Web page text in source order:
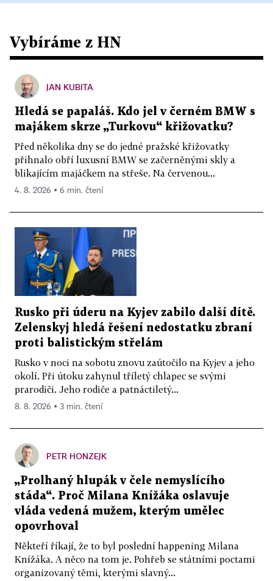
Vybíráme z HN
JAN KUBITA
Hledá se papaláš. Kdo jel v černém BMW s
majákem skrze „Turkovu“ křižovatku?
Před několika dny se do jedné pražské křižovatky
přihnalo obří luxusní BMW se začerněnými skly a
blikajícím majáčkem na střeše. Na červenou...
4. 8. 2026 ▪ 6 min. čtení
Rusko při úderu na Kyjev zabilo další dítě.
Zelenskyj hledá řešení nedostatku zbraní
proti balistickým střelám
Rusko v noci na sobotu znovu zaútočilo na Kyjev a jeho
okolí. Při útoku zahynul tříletý chlapec se svými
prarodiči. Jeho rodiče a patnáctiletý...
8. 8. 2026 ▪ 3 min. čtení
PETR HONZEJK
„Prolhaný hlupák v čele nemyslícího
stáda“. Proč Milana Knížáka oslavuje
vláda vedená mužem, kterým umělec
opovrhoval
Někteří říkají, že to byl poslední happening Milana
Knížáka. A něco na tom je. Pohřeb se státními poctami
organizovaný těmi, kterými slavný...